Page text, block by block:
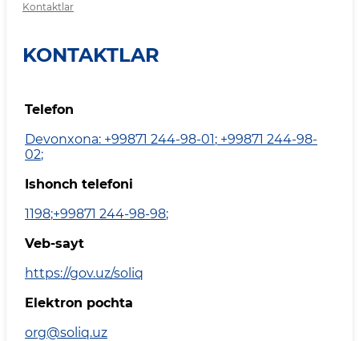
Kontaktlar
KONTAKTLAR
Telefon
Devonxona: +99871 244-98-01; +99871 244-98-
02;
Ishonch telefoni
1198;+99871 244-98-98;
Veb-sayt
https://gov.uz/soliq
Elektron pochta
org@soliq.uz